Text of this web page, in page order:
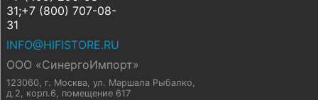
31;+7 (800) 707-08-
31
INFO@HIFISTORE.RU
ООО «СинергоИмпорт»
123060, г. Москва, ул. Маршала Рыбалко,
д.2, корп.6, помещение 617